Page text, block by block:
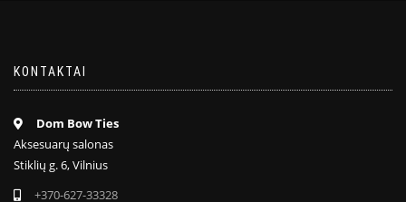
KONTAKTAI
Dom Bow Ties
Aksesuarų salonas
Stiklių g. 6, Vilnius
+370-627-33328